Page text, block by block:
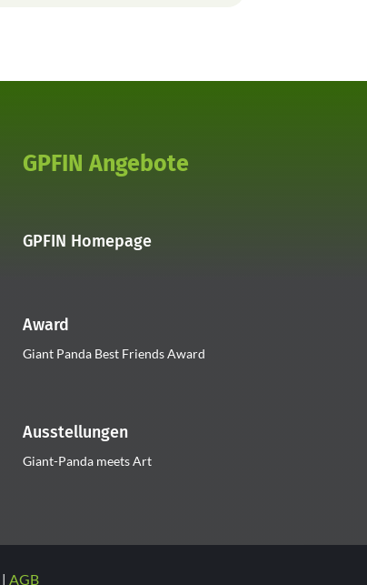
GPFIN Angebote
GPFIN Homepage
Award
Giant Panda Best Friends Award
Ausstellungen
Giant-Panda meets Art
| AGB